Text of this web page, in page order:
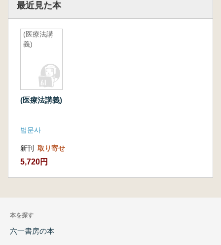
最近見た本
(医療法講
義)
(医療法講義)
법문사
新刊 取り寄せ
5,720円
本を探す
六一書房の本